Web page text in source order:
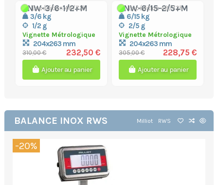
ZNW-3/6-1/2+M
3/6 kg
1/2 g
Vignette Métrologique
204x263 mm
Expédition 48/72h
310,00 € 232,50 €
Ajouter au panier
ZNW-6/15-2/5+M
6/15 kg
2/5 g
Vignette Métrologique
204x263 mm
Expédition 48/72h
305,00 € 228,75 €
Ajouter au panier
BALANCE INOX RWS Milliot RWS
-20%